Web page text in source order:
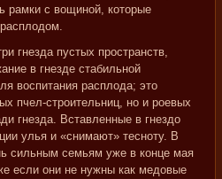
рамки с вощиной, которые
гнезда пустых пространств,
в гнезде стабильной
воспитания расплода; это
пчел-строительниц, но и роевых
гнезда. Вставленные в гнездо
улья и «снимают» тесноту. В
сильным семьям уже в конце мая
если они не нужны как медовые